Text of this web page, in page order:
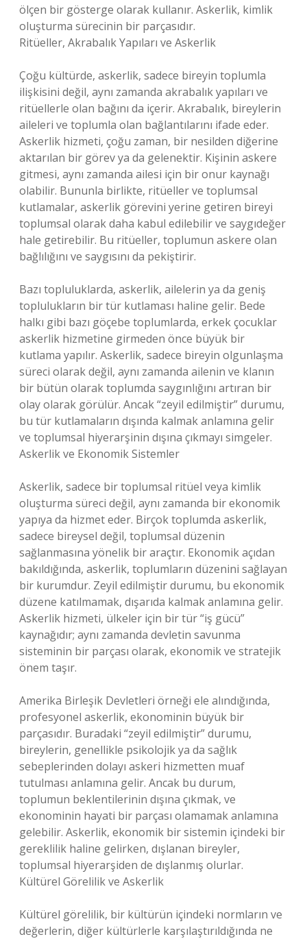
ölçen bir gösterge olarak kullanır. Askerlik, kimlik
oluşturma sürecinin bir parçasıdır.
Ritüeller, Akrabalık Yapıları ve Askerlik
Çoğu kültürde, askerlik, sadece bireyin toplumla
ilişkisini değil, aynı zamanda akrabalık yapıları ve
ritüellerle olan bağını da içerir. Akrabalık, bireylerin
aileleri ve toplumla olan bağlantılarını ifade eder.
Askerlik hizmeti, çoğu zaman, bir nesilden diğerine
aktarılan bir görev ya da gelenektir. Kişinin askere
gitmesi, aynı zamanda ailesi için bir onur kaynağı
olabilir. Bununla birlikte, ritüeller ve toplumsal
kutlamalar, askerlik görevini yerine getiren bireyi
toplumsal olarak daha kabul edilebilir ve saygıdeğer
hale getirebilir. Bu ritüeller, toplumun askere olan
bağlılığını ve saygısını da pekiştirir.
Bazı topluluklarda, askerlik, ailelerin ya da geniş
toplulukların bir tür kutlaması haline gelir. Bede
halkı gibi bazı göçebe toplumlarda, erkek çocuklar
askerlik hizmetine girmeden önce büyük bir
kutlama yapılır. Askerlik, sadece bireyin olgunlaşma
süreci olarak değil, aynı zamanda ailenin ve klanın
bir bütün olarak toplumda saygınlığını artıran bir
olay olarak görülür. Ancak “zeyil edilmiştir” durumu,
bu tür kutlamaların dışında kalmak anlamına gelir
ve toplumsal hiyerarşinin dışına çıkmayı simgeler.
Askerlik ve Ekonomik Sistemler
Askerlik, sadece bir toplumsal ritüel veya kimlik
oluşturma süreci değil, aynı zamanda bir ekonomik
yapıya da hizmet eder. Birçok toplumda askerlik,
sadece bireysel değil, toplumsal düzenin
sağlanmasına yönelik bir araçtır. Ekonomik açıdan
bakıldığında, askerlik, toplumların düzenini sağlayan
bir kurumdur. Zeyil edilmiştir durumu, bu ekonomik
düzene katılmamak, dışarıda kalmak anlamına gelir.
Askerlik hizmeti, ülkeler için bir tür “iş gücü”
kaynağıdır; aynı zamanda devletin savunma
sisteminin bir parçası olarak, ekonomik ve stratejik
önem taşır.
Amerika Birleşik Devletleri örneği ele alındığında,
profesyonel askerlik, ekonominin büyük bir
parçasıdır. Buradaki “zeyil edilmiştir” durumu,
bireylerin, genellikle psikolojik ya da sağlık
sebeplerinden dolayı askeri hizmetten muaf
tutulması anlamına gelir. Ancak bu durum,
toplumun beklentilerinin dışına çıkmak, ve
ekonominin hayati bir parçası olamamak anlamına
gelebilir. Askerlik, ekonomik bir sistemin içindeki bir
gereklilik haline gelirken, dışlanan bireyler,
toplumsal hiyerarşiden de dışlanmış olurlar.
Kültürel Görelilik ve Askerlik
Kültürel görelilik, bir kültürün içindeki normların ve
değerlerin, diğer kültürlerle karşılaştırıldığında ne